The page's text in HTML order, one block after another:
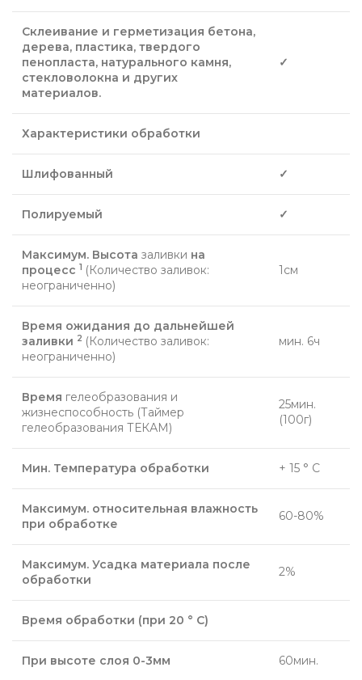
Склеивание и герметизация бетона,
дерева, пластика, твердого
пенопласта, натурального камня,
стекловолокна и других
материалов.
✓
Характеристики обработки
Шлифованный ✓
Полируемый ✓
Максимум. Высота заливки на
процесс 1 (Количество заливок:
неограниченно)
1см
Время ожидания до дальнейшей
заливки 2 (Количество заливок:
неограниченно)
мин. 6ч
Время гелеобразования и
жизнеспособность (Таймер
гелеобразования ТЕКАМ)
25мин.
(100г)
Мин. Температура обработки + 15 ° С
Максимум. относительная влажность
при обработке
60-80%
Максимум. Усадка материала после
обработки
2%
Время обработки (при 20 ° C)
При высоте слоя 0-3мм 60мин.